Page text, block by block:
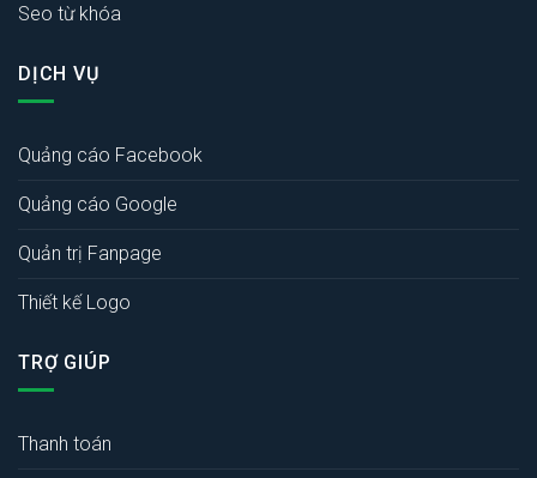
Seo từ khóa
DỊCH VỤ
Quảng cáo Facebook
Quảng cáo Google
Quản trị Fanpage
Thiết kế Logo
TRỢ GIÚP
Thanh toán